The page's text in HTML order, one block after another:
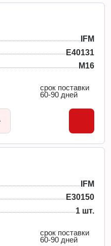
IFM
E40131
M16
срок поставки
60-90 дней
IFM
E30150
1 шт.
срок поставки
60-90 дней